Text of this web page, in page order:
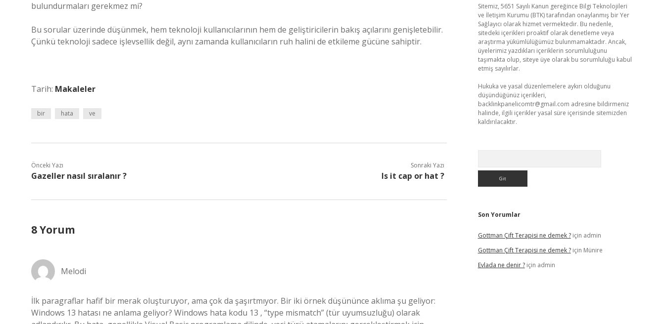
bulundurmaları gerekmez mi?
Bu sorular üzerinde düşünmek, hem teknoloji kullanıcılarının hem de geliştiricilerin bakış açılarını genişletebilir.
Çünkü teknoloji sadece işlevsellik değil, aynı zamanda kullanıcıların ruh halini de etkileme gücüne sahiptir.
Tarih: Makaleler
bir hata ve
Önceki Yazı
Gazeller nasıl sıralanır ?
Sonraki Yazı
Is it cap or hat ?
8 Yorum
Melodi
İlk paragraflar hafif bir merak oluşturuyor, ama çok da şaşırtmıyor. Bir iki örnek düşününce aklıma şu geliyor:
Windows 13 hatası ne anlama geliyor? Windows hata kodu 13 , “type mismatch” (tür uyumsuzluğu) olarak
Sitemiz, 5651 Sayılı Kanun gereğince Bilgi Teknolojileri
ve İletişim Kurumu (BTK) tarafından onaylanmış bir Yer
Sağlayıcı olarak hizmet vermektedir. Bu nedenle,
sitedeki içerikleri proaktif olarak denetleme veya
araştırma yükümlülüğümüz bulunmamaktadır. Ancak,
üyelerimiz yazdıkları içeriklerin sorumluluğunu
taşımakta olup, siteye üye olarak bu sorumluluğu kabul
etmiş sayılırlar.
Hukuka ve yasal düzenlemelere aykırı olduğunu
düşündüğünüz içerikleri,
backlinkpanelicomtr@gmail.com adresine bildirmeniz
halinde, ilgili içerikler yasal süre içerisinde sitemizden
kaldırılacaktır.
Son Yorumlar
Gottman Çift Terapisi ne demek ?için admin
Gottman Çift Terapisi ne demek ?için Münire
Evlada ne denir ?için admin